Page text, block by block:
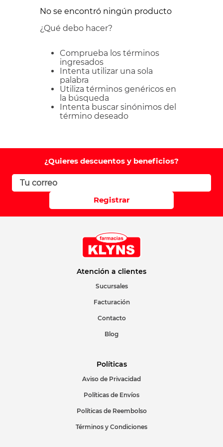
No se encontró ningún producto
¿Qué debo hacer?
Comprueba los términos
ingresados
Intenta utilizar una sola
palabra
Utiliza términos genéricos en
la búsqueda
Intenta buscar sinónimos del
término deseado
¿Quieres descuentos y beneficios?
Registrar
Atención a clientes
Sucursales
Facturación
Contacto
Blog
Políticas
Aviso de Privacidad
Políticas de Envíos
Políticas de Reembolso
Términos y Condiciones